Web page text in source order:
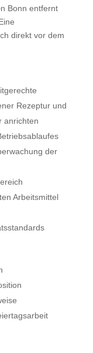
Bonn entfernt
direkt vor dem
Rezeptur und
anrichten
der
Arbeitsmittel